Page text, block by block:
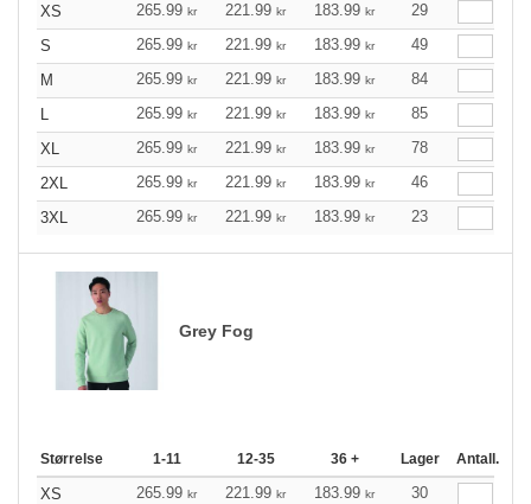
XS 265.99 kr 221.99 kr 183.99 kr
29
S
265.99 kr 221.99 kr 183.99 kr
49
M
265.99 kr 221.99 kr 183.99 kr
84
L
265.99 kr 221.99 kr 183.99 kr
85
XL
265.99 kr 221.99 kr 183.99 kr
78
2XL
265.99 kr 221.99 kr 183.99 kr
46
3XL
265.99 kr 221.99 kr 183.99 kr 23
Grey Fog
Størrelse 1-11 12-35 36 + Lager Antall.
XS 265.99 kr 221.99 kr 183.99 kr
30